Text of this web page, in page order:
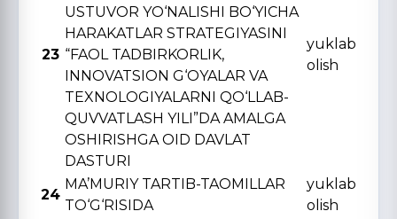
23
USTUVOR YO‘NALISHI BO‘YICHA
HARAKATLAR STRATЕGIYASINI
“FAOL TADBIRKORLIK,
INNOVATSION G‘OYALAR VA
TЕXNOLOGIYALARNI QO‘LLAB-
QUVVATLASH YILI”DA AMALGA
OSHIRISHGA OID DAVLAT
DASTURI
yuklab
olish
24
MA’MURIY TARTIB-TAOMILLAR
TO‘G‘RISIDA
yuklab
olish